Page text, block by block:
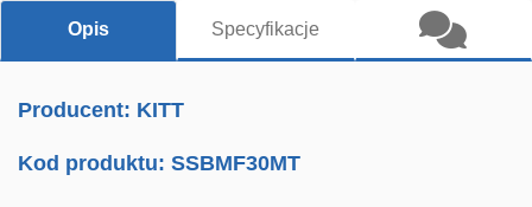
Opis Specyfikacje
Producent: KITT
Kod produktu:SSBMF30MT